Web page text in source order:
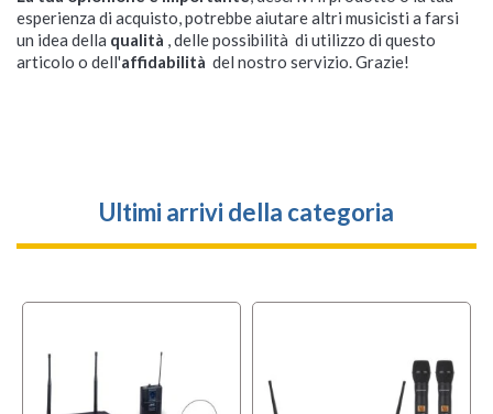
esperienza di acquisto, potrebbe aiutare altri musicisti a farsi
un idea della qualità , delle possibilità di utilizzo di questo
articolo o dell'affidabilità del nostro servizio. Grazie!
Ultimi arrivi della categoria